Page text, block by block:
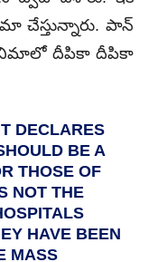
చేస్తున్నారు. పాన్‌
దీపికా దీపికా
DECLARES
BE A
THOSE OF
NOT THE
HAVE BEEN
MASS